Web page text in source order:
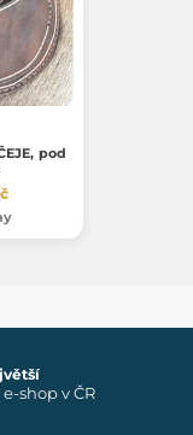
pod
shop v ČR